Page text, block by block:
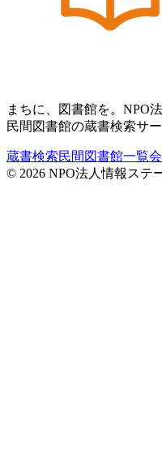
まちに、図書館を。NPO
民間図書館の蔵書検索サー
蔵書検索民間図書館一覧
© 2026 NPO法人情報ステ